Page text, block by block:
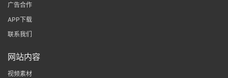
广告合作
APP下载
联系我们
网站内容
视频素材